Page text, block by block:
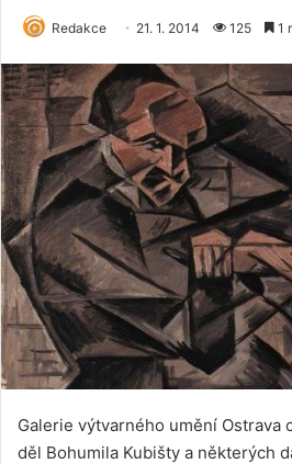
Redakce 21. 1. 2014 125 1
Galerie výtvarného umění Ostrava
děl Bohumila Kubišty a některých